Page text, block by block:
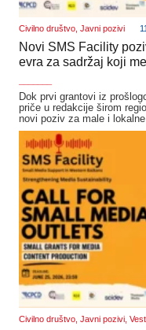
Civilno društvo, Javni pozivi
Novi SMS Facility
evra za sadržaj koji
Dok prvi grantovi iz
priče u redakcije širom
novi poziv za male i
Civilno društvo, Javni pozivi,